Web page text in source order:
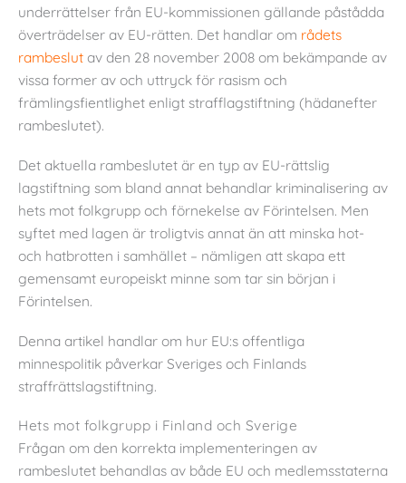
underrättelser från EU-kommissionen gällande påstådda
överträdelser av EU-rätten. Det handlar om rådets
rambeslut av den 28 november 2008 om bekämpande av
vissa former av och uttryck för rasism och
främlingsfientlighet enligt strafflagstiftning (hädanefter
rambeslutet).
Det aktuella rambeslutet är en typ av EU-rättslig
lagstiftning som bland annat behandlar kriminalisering av
hets mot folkgrupp och förnekelse av Förintelsen. Men
syftet med lagen är troligtvis annat än att minska hot-
och hatbrotten i samhället – nämligen att skapa ett
gemensamt europeiskt minne som tar sin början i
Förintelsen.
Denna artikel handlar om hur EU:s offentliga
minnespolitik påverkar Sveriges och Finlands
straffrättslagstiftning.
Hets mot folkgrupp i Finland och Sverige
Frågan om den korrekta implementeringen av
rambeslutet behandlas av både EU och medlemsstaterna